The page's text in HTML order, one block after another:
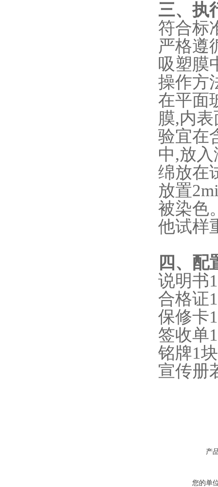
三、执
符合标
严格遵
吸塑膜
操作方
在平面
膜,内
验宜在
中,放
绵放在
放置
被染色
他试样
四、配
说明书
合格证
保修卡
签收单
铭牌1
宣传册
产
您的单